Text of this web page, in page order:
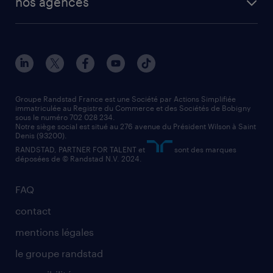
manutentionnaire
assistant administratif
comptable
solutions opérationnelles
contact entreprise
faq intérim / recrutement
nos agences par ville
nos agences par région
nos cabinets de recrutement
FAQ
contact
mentions légales
le groupe randstad
Groupe Randstad France est une Société par Actions Simplifiée
immatriculée au Registre du Commerce et des Sociétés de Bobigny
sous le numéro 702 028 234.
Notre siège social est situé au 276 avenue du Président Wilson à Saint
Denis (93200).
RANDSTAD, PARTNER FOR TALENT et
sont des marques
déposées de © Randstad N.V. 2024.